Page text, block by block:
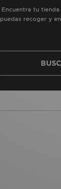
Encuentra tu tienda
puedas recoger y